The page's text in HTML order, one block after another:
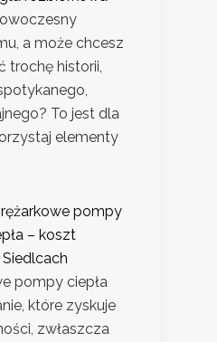
a może chcesz
trochę historii,
To jest dla
elementy
pompy
– koszt
pompy ciepła
które zyskuje
zwłaszcza